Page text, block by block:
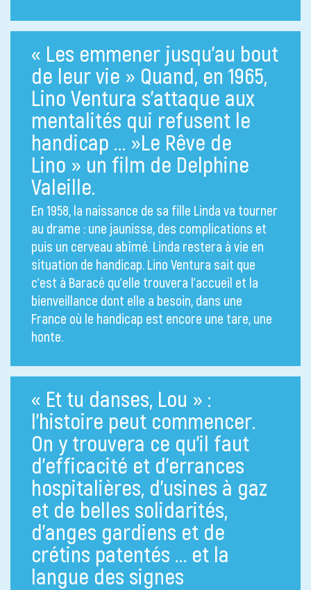
« Les emmener jusqu’au bout
de leur vie » Quand, en 1965,
Lino Ventura s’attaque aux
mentalités qui refusent le
handicap … »Le Rêve de
Lino » un film de Delphine
Valeille.
En 1958, la naissance de sa fille Linda va tourner
au drame : une jaunisse, des complications et
puis un cerveau abîmé. Linda restera à vie en
situation de handicap. Lino Ventura sait que
c’est à Baracé qu’elle trouvera l’accueil et la
bienveillance dont elle a besoin, dans une
France où le handicap est encore une tare, une
honte.
« Et tu danses, Lou » :
l’histoire peut commencer.
On y trouvera ce qu’il faut
d’efficacité et d’errances
hospitalières, d’usines à gaz
et de belles solidarités,
d’anges gardiens et de
crétins patentés … et la
langue des signes